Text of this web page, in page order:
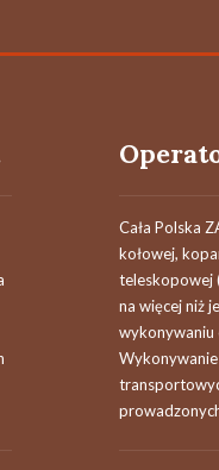
Cała Polska
kołowej,
teleskopowej
na więcej niż